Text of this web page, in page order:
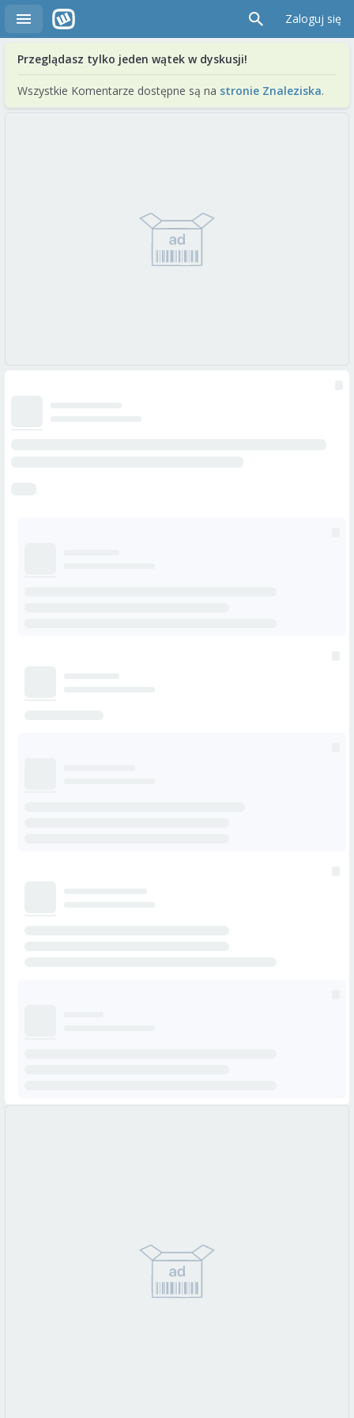
Zaloguj się
Przeglądasz tylko jeden wątek w dyskusji!
Wszystkie Komentarze dostępne są na stronie Znaleziska.